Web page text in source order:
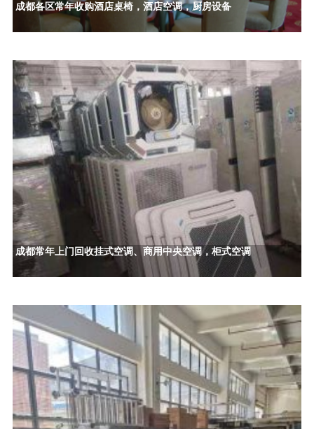
成都各区常年收购酒店桌椅，酒店空调，厨房设备
成都常年上门回收挂式空调、商用中央空调，柜式空调